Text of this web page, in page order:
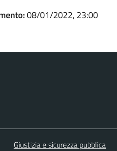
08/01/2022, 23:00
Giustizia e sicurezza pubblica